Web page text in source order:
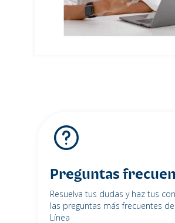
Preguntas
Resuelva tus dudas y haz tus
las preguntas más frecuentes
Línea